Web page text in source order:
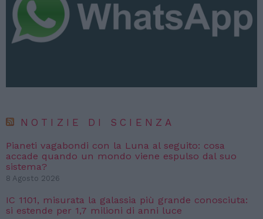
NOTIZIE DI SCIENZA
Pianeti vagabondi con la Luna al seguito: cosa
accade quando un mondo viene espulso dal suo
sistema?
8 Agosto 2026
IC 1101, misurata la galassia più grande conosciuta:
si estende per 1,7 milioni di anni luce